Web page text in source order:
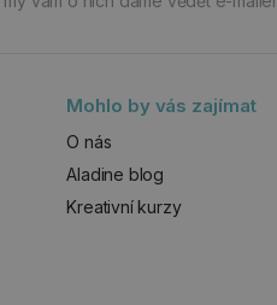
Mohlo by vás zajímat
O nás
Aladine blog
Kreativní kurzy